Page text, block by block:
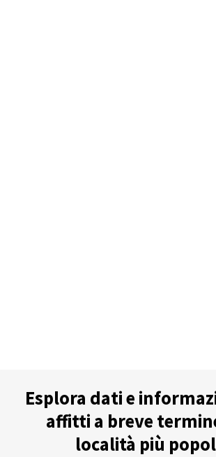
Esplora dati e
affitti a breve
località più